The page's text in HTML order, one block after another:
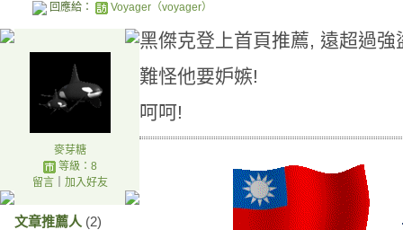
回應給： Voyager（voyager）
麥芽糖
等級：8
留言｜ 加入好友
文章推薦人 (2)
黑傑克登上首頁推薦, 遠超過強
難怪他要妒嫉!
呵呵!